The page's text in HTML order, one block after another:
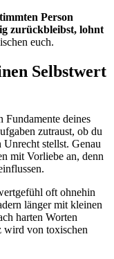
Person
zurückbleibst, lohnt
euch.
Selbstwert
Fundamente deines
zutraust, ob du
Unrecht stellst. Genau
mit Vorliebe an, denn
oft ohnehin
länger mit kleinen
harten Worten
wird von toxischen